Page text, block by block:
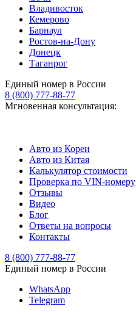
Владивосток
Кемерово
Барнаул
Ростов-на-Дону
Донецк
Таганрог
Единый номер в России
8 (800) 777-88-77
Мгновенная консультация:
Авто из Кореи
Авто из Китая
Калькулятор стоимости
Проверка по VIN-номеру
Отзывы
Видео
Блог
Ответы на вопросы
Контакты
8 (800) 777-88-77
Единый номер в России
WhatsApp
Telegram